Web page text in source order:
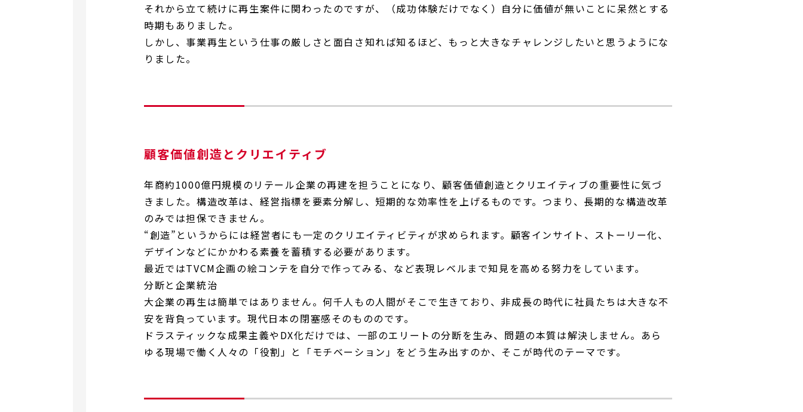
それから立て続けに再生案件に関わったのですが、（成功体験だけでなく）自分に価値が無いことに呆然とする
時期もありました。
しかし、事業再生という仕事の厳しさと面白さ知れば知るほど、もっと大きなチャレンジしたいと思うようにな
りました。
顧客価値創造とクリエイティブ
年商約1000億円規模のリテール企業の再建を担うことになり、顧客価値創造とクリエイティブの重要性に気づ
きました。構造改革は、経営指標を要素分解し、短期的な効率性を上げるものです。つまり、長期的な構造改革
のみでは担保できません。
“創造”というからには経営者にも一定のクリエイティビティが求められます。顧客インサイト、ストーリー化、
デザインなどにかかわる素養を蓄積する必要があります。
最近ではTVCM企画の絵コンテを自分で作ってみる、など表現レベルまで知見を高める努力をしています。
分断と企業統治
大企業の再生は簡単ではありません。何千人もの人間がそこで生きており、非成長の時代に社員たちは大きな不
安を背負っています。現代日本の閉塞感そのもののです。
ドラスティックな成果主義やDX化だけでは、一部のエリートの分断を生み、問題の本質は解決しません。あら
ゆる現場で働く人々の「役割」と「モチベーション」をどう生み出すのか、そこが時代のテーマです。